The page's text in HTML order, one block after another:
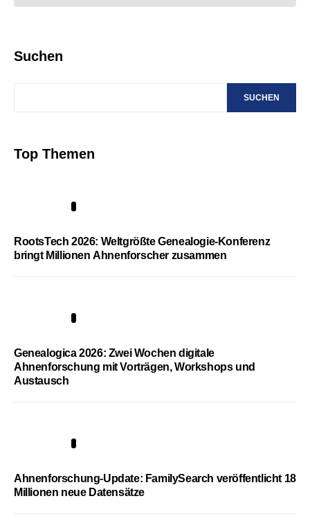
Suchen
SUCHEN
Top Themen
RootsTech 2026: Weltgrößte Genealogie-Konferenz
bringt Millionen Ahnenforscher zusammen
Genealogica 2026: Zwei Wochen digitale
Ahnenforschung mit Vorträgen, Workshops und
Austausch
Ahnenforschung-Update: FamilySearch veröffentlicht 18
Millionen neue Datensätze